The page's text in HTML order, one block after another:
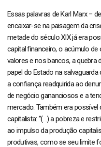
Essas palavras de Karl Marx –
encaixar-se na paisagem da
metade do século XIX já era
capital financeiro, o acúmulo
valores e nos bancos, a quebra
papel do Estado na
a confiança readquirida ao
de negócio gananciosos e a
mercado. Também era
capitalista: “(…) a pobreza e
ao impulso da produção
produtivas, como se seu limite